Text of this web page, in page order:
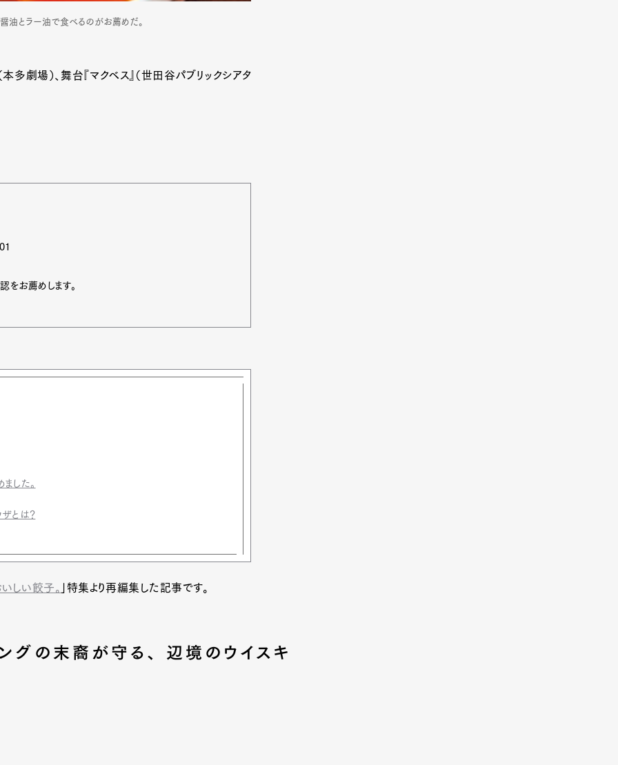
油とラー油で食べるのがお薦めだ。
劇場）、舞台『マクベス』（世田谷パブリックシアタ
お薦めします。
した。
ザとは？
しい餃子。 」特集より再編集した記事です。
グの末裔が守る、 辺境のウイスキ